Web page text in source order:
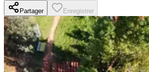
Partager Enregistrer